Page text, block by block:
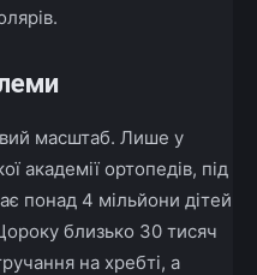
масштаб. Лише у
академії ортопедів, під
понад 4 мільйони дітей
близько 30 тисяч
на хребті, а